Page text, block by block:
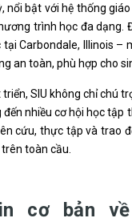
nổi bật với hệ thống
trình học đa dạng.
tại Carbondale, Illinois –
an toàn, phù hợp cho
SIU không chỉ chú
nhiều cơ hội học tập
cứu, thực tập và trao
toàn cầu.
cơ bản về